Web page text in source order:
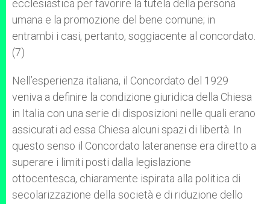
ecclesiastica per favorire la tutela della persona
umana e la promozione del bene comune; in
entrambi i casi, pertanto, soggiacente al concordato.
(7)
Nell’esperienza italiana, il Concordato del 1929
veniva a definire la condizione giuridica della Chiesa
in Italia con una serie di disposizioni nelle quali erano
assicurati ad essa Chiesa alcuni spazi di libertà. In
questo senso il Concordato lateranense era diretto a
superare i limiti posti dalla legislazione
ottocentesca, chiaramente ispirata alla politica di
secolarizzazione della società e di riduzione dello